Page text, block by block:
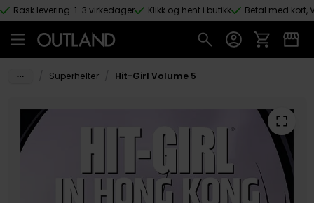
Hopp til hovedinnhold
Rask levering: 1-3 virkedager Klikk og hent i butikk Betal med kort,
Superhelter Hit-Girl Volume 5